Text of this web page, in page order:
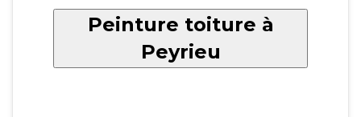
Peinture toiture à
Peyrieu